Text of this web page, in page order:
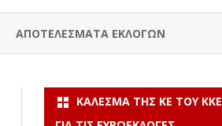
ΑΠΟΤΕΛΕΣΜΑΤΑ ΕΚΛΟΓΩΝ
ΚΆΛΕΣΜΑ ΤΗΣ ΚΕ ΤΟΥ ΚΚΕ